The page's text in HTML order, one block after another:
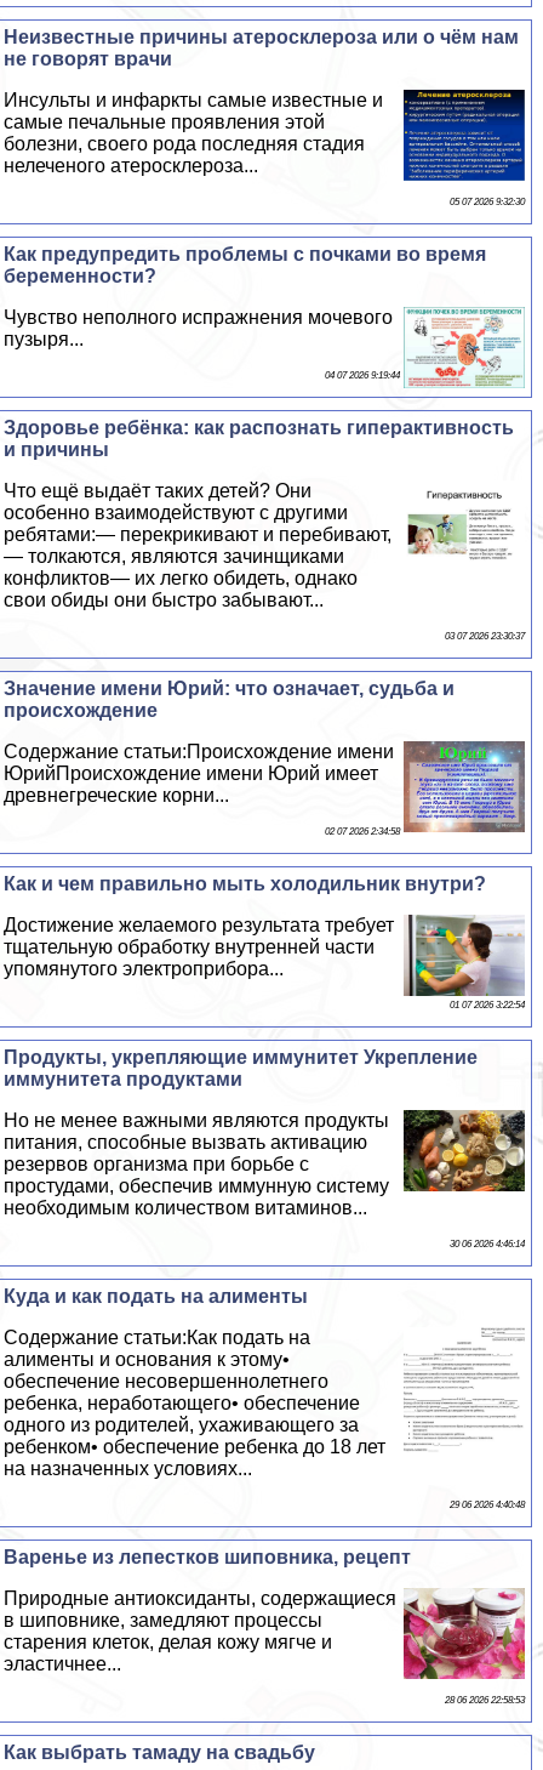
Неизвестные причины атеросклероза или о чём нам
не говорят врачи
Инсульты и инфаркты самые известные и
самые печальные проявления этой
болезни, своего рода последняя стадия
нелеченого атеросклероза...
05 07 2026 9:32:30
Как предупредить проблемы с почками во время
беременности?
Чувство неполного испpaжнeния мочевого
пузыря...
04 07 2026 9:19:44
Здоровье ребёнка: как распознать гипеpaктивность
и причины
Что ещё выдаёт таких детей? Они
особенно взаимодействуют с другими
ребятами:— перекрикивают и перебивают,
— толкаются, являются зачинщиками
конфликтов— их легко обидеть, однако
свои обиды они быстро забывают...
03 07 2026 23:30:37
Значение имени Юрий: что означает, судьба и
происхождение
Содержание статьи:Происхождение имени
ЮрийПроисхождение имени Юрий имеет
древнегреческие корни...
02 07 2026 2:34:58
Как и чем правильно мыть холодильник внутри?
Достижение желаемого результата требует
тщательную обработку внутренней части
упомянутого электроприбора...
01 07 2026 3:22:54
Продукты, укрепляющие иммунитет Укрепление
иммунитета продуктами
Но не менее важными являются продукты
питания, способные вызвать активацию
резервов организма при борьбе с
простудами, обеспечив иммунную систему
необходимым количеством витаминов...
30 06 2026 4:46:14
Куда и как подать на алименты
Содержание статьи:Как подать на
алименты и основания к этому•
обеспечение несовершеннолетнего
ребенка, неработающего• обеспечение
одного из родителей, ухаживающего за
ребенком• обеспечение ребенка до 18 лет
на назначенных условиях...
29 06 2026 4:40:48
Варенье из лепестков шиповника, рецепт
Природные антиоксиданты, содержащиеся
в шиповнике, замедляют процессы
старения клеток, делая кожу мягче и
эластичнее...
28 06 2026 22:58:53
Как выбрать тамаду на свадьбу